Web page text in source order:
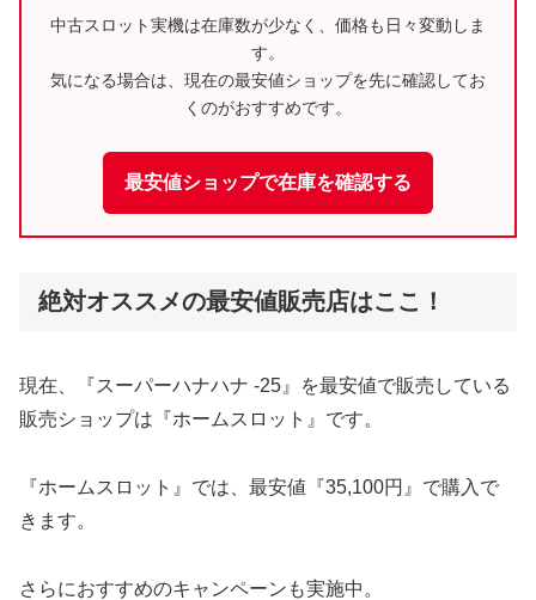
中古スロット実機は在庫数が少なく、価格も日々変動しま
す。
気になる場合は、現在の最安値ショップを先に確認してお
くのがおすすめです。
最安値ショップで在庫を確認する
絶対オススメの最安値販売店はここ！
現在、『スーパーハナハナ ‐25』を最安値で販売している
販売ショップは『ホームスロット』です。
『ホームスロット』では、最安値『35,100円』で購入で
きます。
さらにおすすめのキャンペーンも実施中。